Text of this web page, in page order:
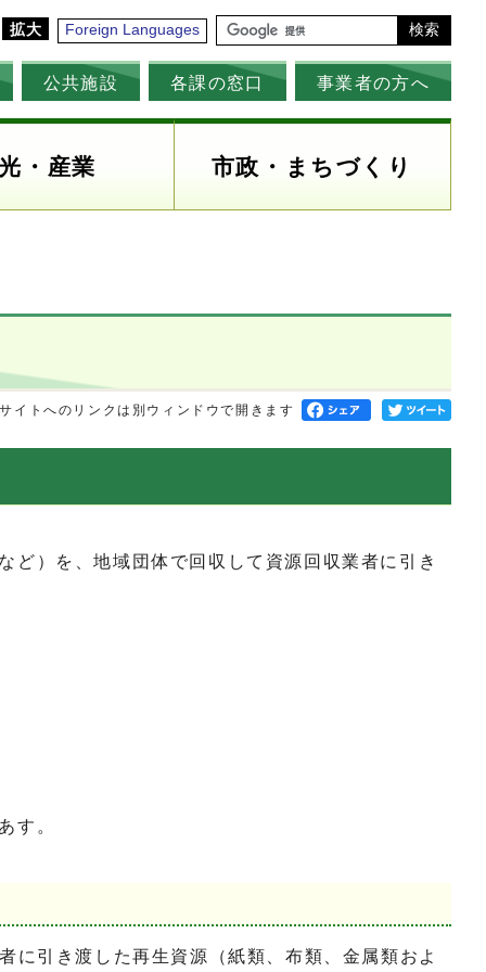
拡大 Foreign Languages 検索
公共施設 各課の窓口 事業者の方へ
・産業 市政・まちづくり
イトへのリンクは別ウィンドウで開きます
）を、地域団体で回収して資源回収業者に引き
す。
引き渡した再生資源（紙類、布類、金属類およ